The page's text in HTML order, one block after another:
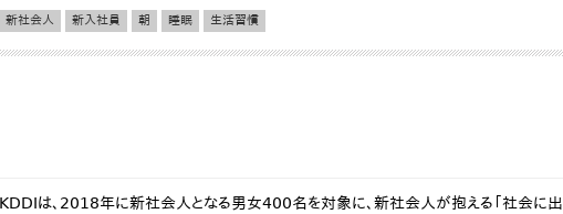
新社会人 新入社員 朝 睡眠 生活習慣
KDDIは、2018年に新社会人となる男女400名を対象に、新社会人が抱える「社会に出